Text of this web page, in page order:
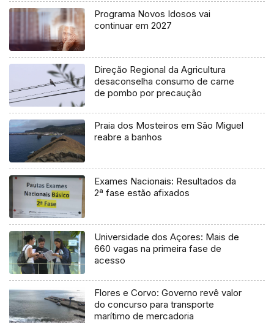
Programa Novos Idosos vai
continuar em 2027
Direção Regional da Agricultura
desaconselha consumo de carne
de pombo por precaução
Praia dos Mosteiros em São Miguel
reabre a banhos
Exames Nacionais: Resultados da
2ª fase estão afixados
Universidade dos Açores: Mais de
660 vagas na primeira fase de
acesso
Flores e Corvo: Governo revê valor
do concurso para transporte
marítimo de mercadoria